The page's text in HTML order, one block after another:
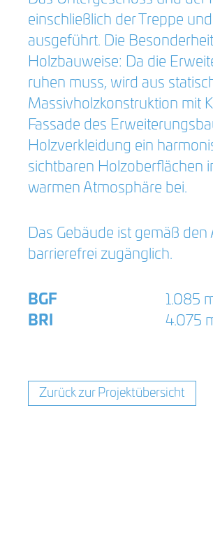
einschließlich der Treppe
ausgeführt. Die
Holzbauweise: Da die
ruhen muss, wird aus
Massivholzkonstruktion mit
Fassade des
Holzverkleidung ein
sichtbaren Holzoberflächen
warmen Atmosphäre bei.
Das Gebäude ist gemäß
barrierefrei zugänglich.
BGF
BRI
1.085
4.075
Zurück zur Projektübersicht